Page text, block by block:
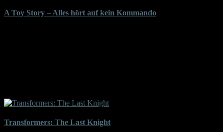
A Toy Story – Alles hört auf kein Kommando
Transformers: The Last Knight